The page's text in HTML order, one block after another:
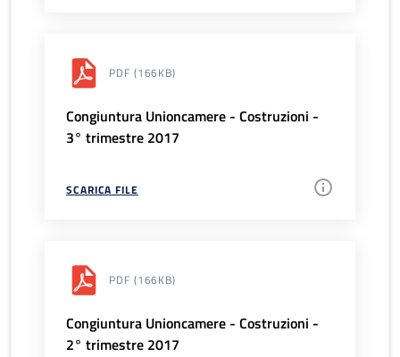
PDF (166KB)
Congiuntura Unioncamere - Costruzioni -
3° trimestre 2017
SCARICA FILE
PDF (166KB)
Congiuntura Unioncamere - Costruzioni -
2° trimestre 2017